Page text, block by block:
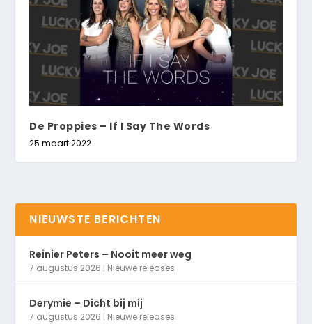
De Proppies – If I Say The Words
25 maart 2022
NIEUWSTE BERICHTEN
Reinier Peters – Nooit meer weg
7 augustus 2026 | Nieuwe releases
Derymie – Dicht bij mij
7 augustus 2026 | Nieuwe releases